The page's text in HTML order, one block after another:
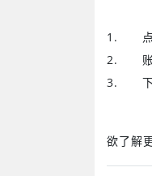
1.
2.
3.
欲了解